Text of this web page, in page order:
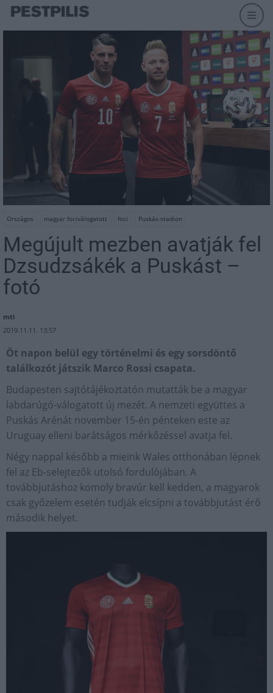
Országos magyar fociválogatott foci Puskás-stadion
Megújult mezben avatják fel
Dzsudzsákék a Puskást –
fotó
mti
2019.11.11. 13:57
Öt napon belül egy történelmi és egy sorsdöntő
találkozót játszik Marco Rossi csapata.
Budapesten sajtótájékoztatón mutatták be a magyar
labdarúgó-válogatott új mezét. A nemzeti együttes a
Puskás Arénát november 15-én pénteken este az
Uruguay elleni barátságos mérkőzéssel avatja fel.
Négy nappal később a mieink Wales otthonában lépnek
fel az Eb-selejtezők utolsó fordulójában. A
továbbjutáshoz komoly bravúr kell kedden, a magyarok
csak győzelem esetén tudják elcsípni a továbbjutást érő
második helyet.